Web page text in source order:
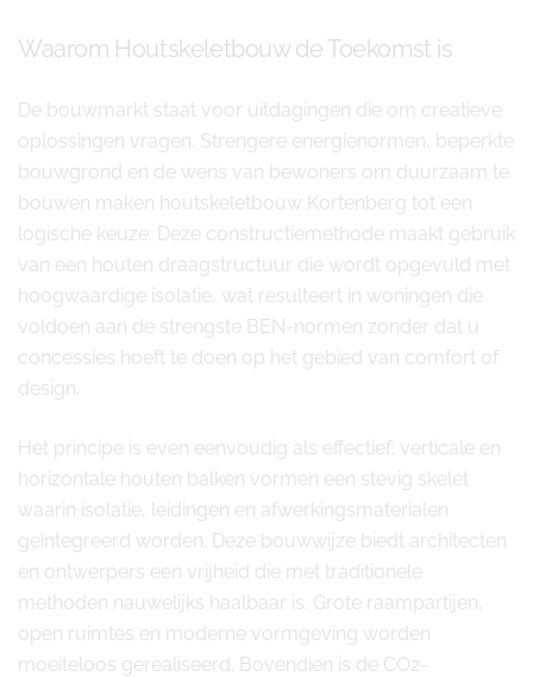
Waarom Houtskeletbouw de Toekomst is
De bouwmarkt staat voor uitdagingen die om creatieve
oplossingen vragen. Strengere energienormen, beperkte
bouwgrond en de wens van bewoners om duurzaam te
bouwen maken houtskeletbouw Kortenberg tot een
logische keuze. Deze constructiemethode maakt gebruik
van een houten draagstructuur die wordt opgevuld met
hoogwaardige isolatie, wat resulteert in woningen die
voldoen aan de strengste BEN-normen zonder dat u
concessies hoeft te doen op het gebied van comfort of
design.
Het principe is even eenvoudig als effectief: verticale en
horizontale houten balken vormen een stevig skelet
waarin isolatie, leidingen en afwerkingsmaterialen
geïntegreerd worden. Deze bouwwijze biedt architecten
en ontwerpers een vrijheid die met traditionele
methoden nauwelijks haalbaar is. Grote raampartijen,
open ruimtes en moderne vormgeving worden
moeiteloos gerealiseerd. Bovendien is de CO2-